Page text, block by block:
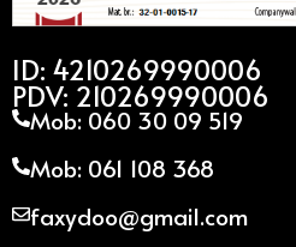
ID: 4210269990006
PDV: 210269990006
Mob: 060 30 09 519
Mob: 061 108 368
faxydoo@gmail.com